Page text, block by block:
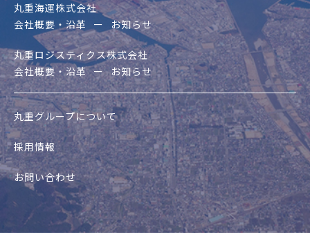
丸重海運株式会社
会社概要・沿革
お知らせ
丸重ロジスティクス株式会社
会社概要・沿革
お知らせ
丸重グループについて
採用情報
お問い合わせ